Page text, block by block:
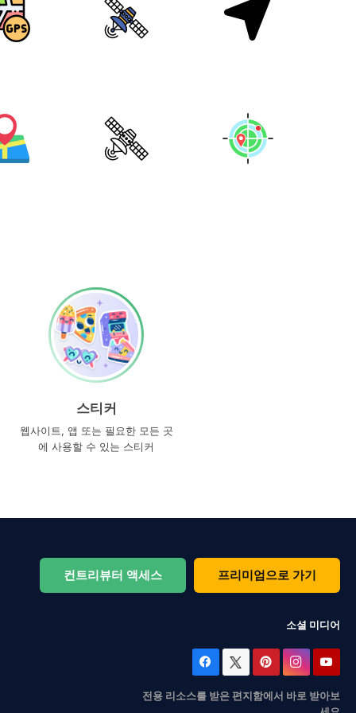
스티커
웹사이트, 앱 또는 필요한 모든 곳
에 사용할 수 있는 스티커
컨트리뷰터 액세스 프리미엄으로 가기
소셜 미디어
전용 리소스를 받은 편지함에서 바로 받아보